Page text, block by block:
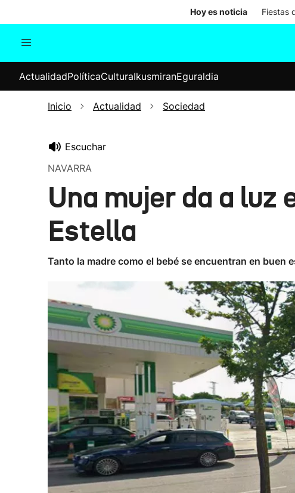
Hoy es noticia Fiestas
Internacional
Elecciones
ActualidadPolíticaCulturaIkusmiranEguraldia
Inicio Actualidad Sociedad
Escuchar
NAVARRA
Una mujer da a luz
Estella
Tanto la madre como el bebé se encuentran en buen